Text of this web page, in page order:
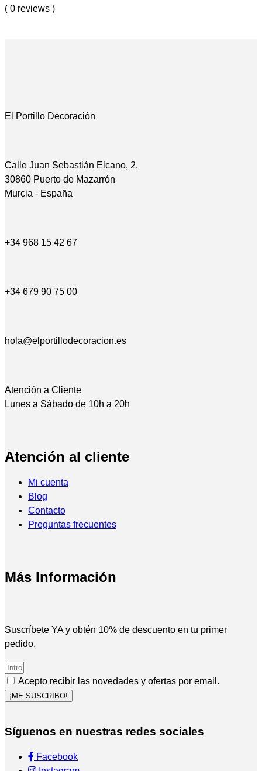
( 0 reviews )
El Portillo Decoración
Calle Juan Sebastián Elcano, 2.
30860 Puerto de Mazarrón
Murcia - España
+34 968 15 42 67
+34 679 90 75 00
hola@elportillodecoracion.es
Atención a Cliente
Lunes a Sábado de 10h a 20h
Atención al cliente
Mi cuenta
Blog
Contacto
Preguntas frecuentes
Más Información
Suscríbete YA y obtén 10% de descuento en tu primer
pedido.
Acepto recibir las novedades y ofertas por email.
¡ME SUSCRIBO!
Síguenos en nuestras redes sociales
Facebook